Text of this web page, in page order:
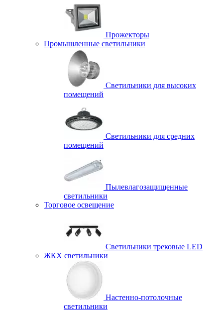
Прожекторы
Промышленные светильники
Светильники для высоких
помещений
Светильники для средних
помещений
Пылевлагозащищенные
светильники
Торговое освещение
Светильники трековые LED
ЖКХ светильники
Настенно-потолочные
светильники